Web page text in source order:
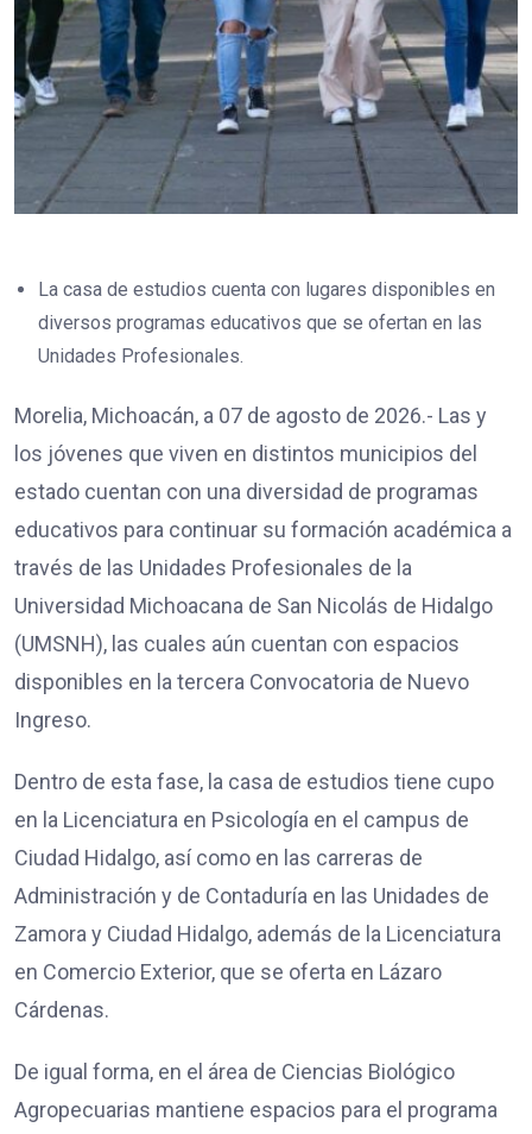
La casa de estudios cuenta con lugares disponibles en
diversos programas educativos que se ofertan en las
Unidades Profesionales.
Morelia, Michoacán, a 07 de agosto de 2026.- Las y
los jóvenes que viven en distintos municipios del
estado cuentan con una diversidad de programas
educativos para continuar su formación académica a
través de las Unidades Profesionales de la
Universidad Michoacana de San Nicolás de Hidalgo
(UMSNH), las cuales aún cuentan con espacios
disponibles en la tercera Convocatoria de Nuevo
Ingreso.
Dentro de esta fase, la casa de estudios tiene cupo
en la Licenciatura en Psicología en el campus de
Ciudad Hidalgo, así como en las carreras de
Administración y de Contaduría en las Unidades de
Zamora y Ciudad Hidalgo, además de la Licenciatura
en Comercio Exterior, que se oferta en Lázaro
Cárdenas.
De igual forma, en el área de Ciencias Biológico
Agropecuarias mantiene espacios para el programa